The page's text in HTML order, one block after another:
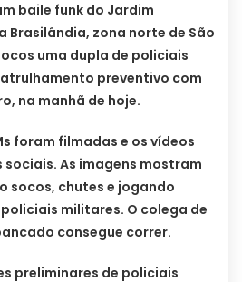
baile funk do Jardim
Brasilândia, zona norte de São
uma dupla de policiais
preventivo com
na manhã de hoje.
foram filmadas e os vídeos
As imagens mostram
socos, chutes e jogando
militares. O colega de
consegue correr.
preliminares de policiais